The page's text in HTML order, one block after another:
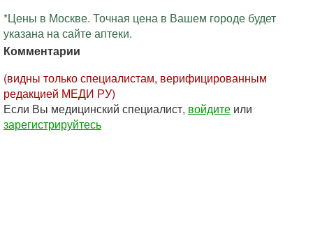
*Цены в Москве. Точная цена в Вашем городе будет
указана на сайте аптеки.
Комментарии
(видны только специалистам, верифицированным
редакцией МЕДИ РУ)
Если Вы медицинский специалист, войдите или
зарегистрируйтесь